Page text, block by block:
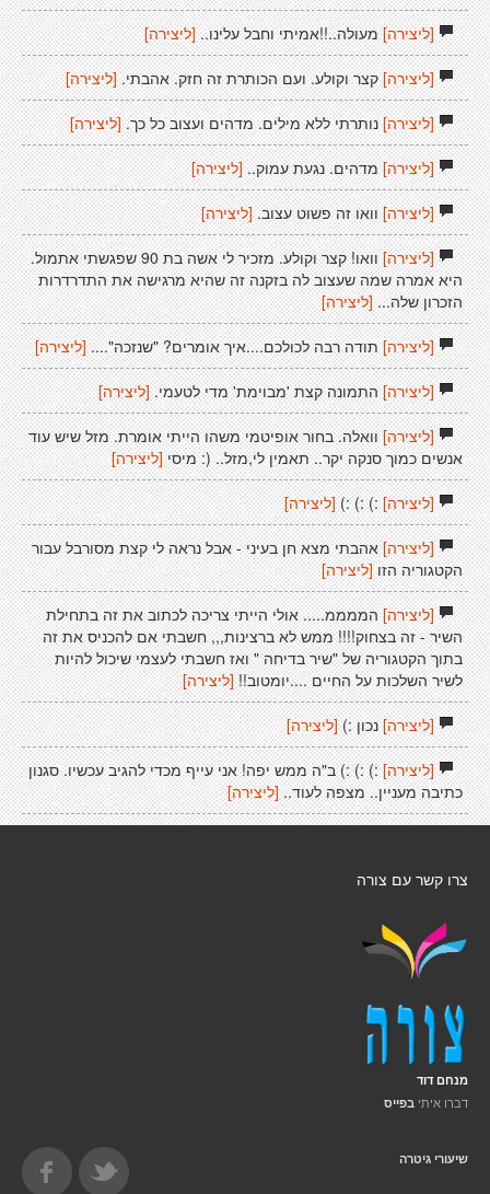
[ליצירה]מעולה..!!אמיתי וחבל עלינו.. [ליצירה]
[ליצירה]קצר וקולע. ועם הכותרת זה חזק. אהבתי. [ליצירה]
[ליצירה]נותרתי ללא מילים. מדהים ועצוב כל כך.[ליצירה]
[ליצירה]מדהים. נגעת עמוק.. [ליצירה]
[ליצירה]וואו זה פשוט עצוב. [ליצירה]
[ליצירה]
וואו! קצר וקולע. מזכיר לי אשה בת 90 שפגשתי אתמול.
היא אמרה שמה שעצוב לה בזקנה זה שהיא מרגישה את התדרדרות
הזכרון שלה... [ליצירה]
[ליצירה]תודה רבה לכולכם....איך אומרים? "שנזכה".... [ליצירה]
[ליצירה]התמונה קצת 'מבוימת' מדי לטעמי. [ליצירה]
[ליצירה]וואלה. בחור אופיטמי משהו הייתי אומרת. מזל שיש עוד
אנשים כמוך סנקה יקר.. תאמין לי,מזל.. (: מיסי [ליצירה]
[ליצירה]:) :) :) [ליצירה]
[ליצירה]אהבתי מצא חן בעיני - אבל נראה לי קצת מסורבל עבור
הקטגוריה הזו [ליצירה]
[ליצירה]הממממ..... אולי הייתי צריכה לכתוב את זה בתחילת
השיר - זה בצחוק!!!! ממש לא ברצינות,,, חשבתי אם להכניס את זה
בתוך הקטגוריה של "שיר בדיחה " ואז חשבתי לעצמי שיכול להיות
לשיר השלכות על החיים ....יומטוב!! [ליצירה]
[ליצירה]נכון :)[ליצירה]
[ליצירה]:) :) :) ב"ה ממש יפה! אני עייף מכדי להגיב עכשיו. סגנון
כתיבה מעניין.. מצפה לעוד.. [ליצירה]
צרו קשר עם צורה
מנחם דוד
דברו איתי בפייס
שיעורי גיטרה